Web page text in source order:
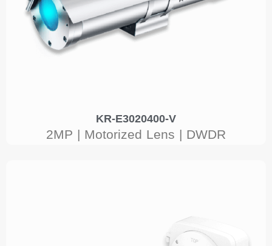
KR-E3020400-V
2MP | Motorized Lens | DWDR